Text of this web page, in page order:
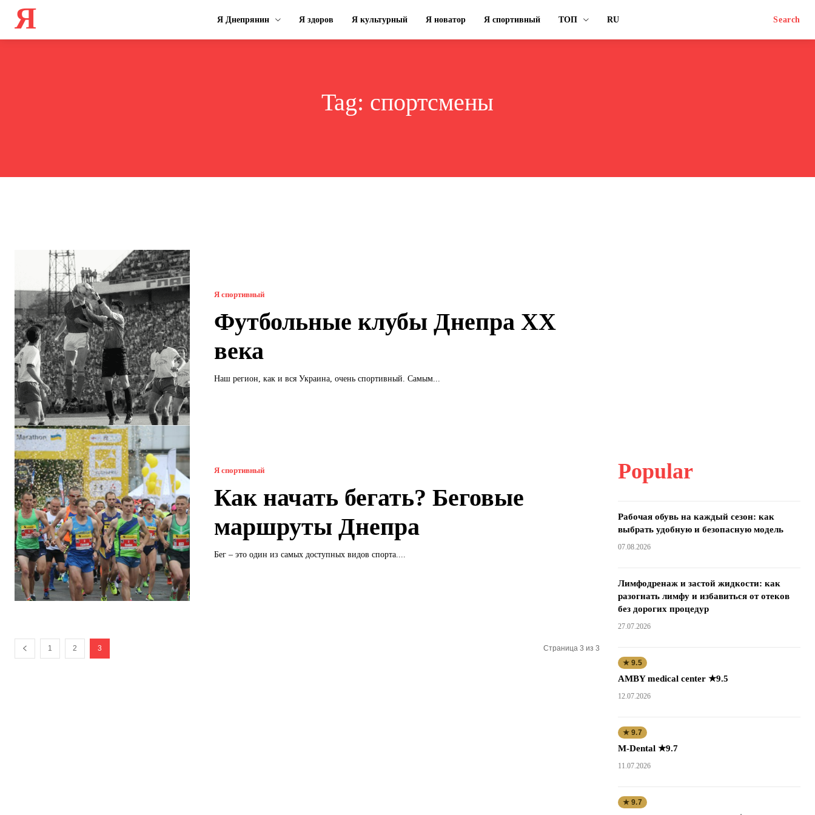
Я Я Днепрянин Я здоров Я культурный Я новатор Я спортивный ТОП RU Search
Tag: спортсмены
Я спортивный
Футбольные клубы Днепра ХХ
века
Наш регион, как и вся Украина, очень спортивный. Самым...
Я спортивный
Как начать бегать? Беговые
маршруты Днепра
Бег – это один из самых доступных видов спорта....
1 2 3 Страница 3 из 3
Popular
Рабочая обувь на каждый сезон: как
выбрать удобную и безопасную модель
07.08.2026
Лимфодренаж и застой жидкости: как
разогнать лимфу и избавиться от отеков
без дорогих процедур
27.07.2026
★ 9.5
AMBY medical center ★9.5
12.07.2026
★ 9.7
M-Dental ★9.7
11.07.2026
★ 9.7